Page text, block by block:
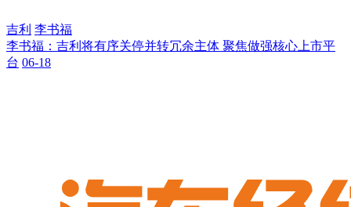
吉利 李书福
李书福：吉利将有序关停并转冗余主体 聚焦做强核心上市平
台 06-18